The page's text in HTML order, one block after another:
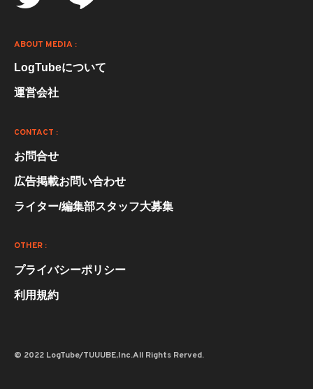
ABOUT MEDIA :
LogTubeについて
運営会社
CONTACT :
お問合せ
広告掲載お問い合わせ
ライター/編集部スタッフ大募集
OTHER :
プライバシーポリシー
利用規約
© 2022 LogTube/TUUUBE,Inc.All Rights Rerved.